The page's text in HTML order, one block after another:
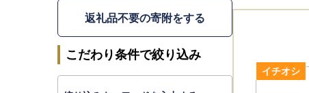
ご注意①
ご注意②
ご注意③）
返礼品不要の寄附をする
こだわり条件で絞り込み